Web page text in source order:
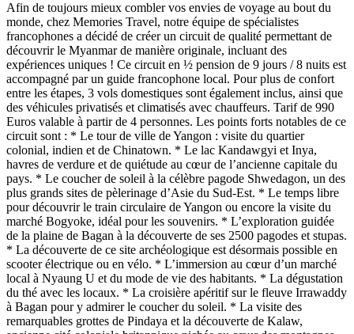
Afin de toujours mieux combler vos envies de voyage au bout du
monde, chez Memories Travel, notre équipe de spécialistes
francophones a décidé de créer un circuit de qualité permettant de
découvrir le Myanmar de manière originale, incluant des
expériences uniques ! Ce circuit en ½ pension de 9 jours / 8 nuits est
accompagné par un guide francophone local. Pour plus de confort
entre les étapes, 3 vols domestiques sont également inclus, ainsi que
des véhicules privatisés et climatisés avec chauffeurs. Tarif de 990
Euros valable à partir de 4 personnes. Les points forts notables de ce
circuit sont : * Le tour de ville de Yangon : visite du quartier
colonial, indien et de Chinatown. * Le lac Kandawgyi et Inya,
havres de verdure et de quiétude au cœur de l’ancienne capitale du
pays. * Le coucher de soleil à la célèbre pagode Shwedagon, un des
plus grands sites de pèlerinage d’Asie du Sud-Est. * Le temps libre
pour découvrir le train circulaire de Yangon ou encore la visite du
marché Bogyoke, idéal pour les souvenirs. * L’exploration guidée
de la plaine de Bagan à la découverte de ses 2500 pagodes et stupas.
* La découverte de ce site archéologique est désormais possible en
scooter électrique ou en vélo. * L’immersion au cœur d’un marché
local à Nyaung U et du mode de vie des habitants. * La dégustation
du thé avec les locaux. * La croisière apéritif sur le fleuve Irrawaddy
à Bagan pour y admirer le coucher du soleil. * La visite des
remarquables grottes de Pindaya et la découverte de Kalaw,